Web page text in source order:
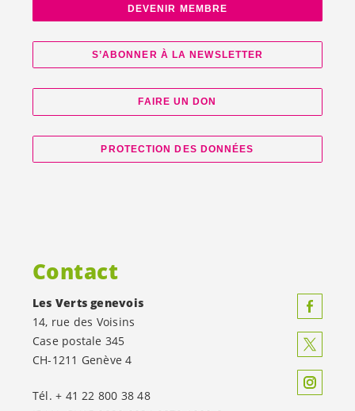
DEVENIR MEMBRE
S’ABONNER À LA NEWSLETTER
FAIRE UN DON
PROTECTION DES DONNÉES
Contact
Les Verts genevois
14, rue des Voisins
Case postale 345
CH-1211 Genève 4
Tél. + 41 22 800 38 48